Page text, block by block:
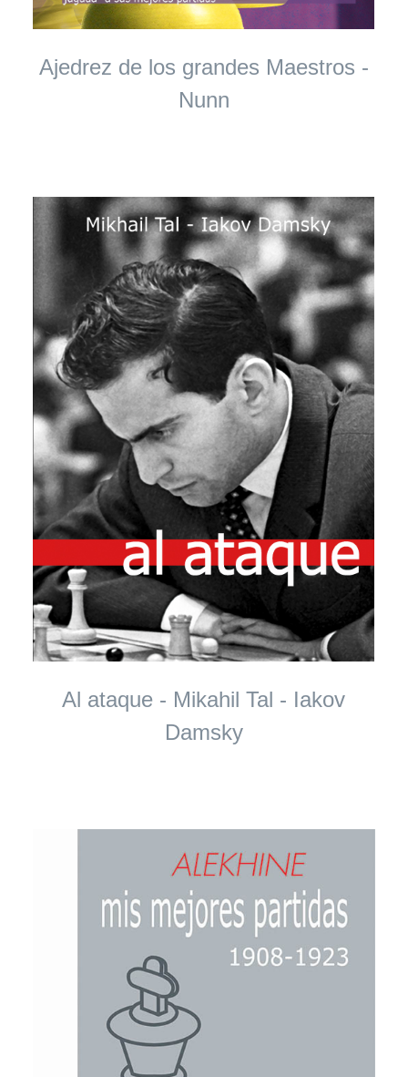
Ajedrez de los grandes Maestros -
Nunn
Al ataque - Mikahil Tal - Iakov
Damsky